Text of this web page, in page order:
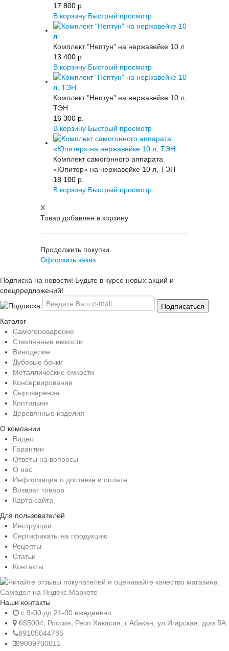
17 800 p.
В корзину Быстрый просмотр
Комплект "Нептун" на нержавейке 10 л
13 400 p.
В корзину Быстрый просмотр
Комплект "Нептун" на нержавейке 10 л,
ТЭН
16 300 p.
В корзину Быстрый просмотр
Комплект самогонного аппарата
«Юпитер» на нержавейке 10 л, ТЭН
18 100 p.
В корзину Быстрый просмотр
X
Товар добавлен в корзину
Продолжить покупки
Оформить заказ
Подписка на новости! Будьте в курсе новых акций и
спецпредложений!
Каталог
Самогоноварение
Стеклянные емкости
Виноделие
Дубовые бочки
Металлические емкости
Консервирование
Сыроварение
Коптильни
Деревянные изделия
О компании
Видео
Гарантии
Ответы на вопросы
О нас
Информация о доставке и оплате
Возврат товара
Карта сайта
Для пользователей
Инструкции
Сертификаты на продукцию
Рецепты
Статьи
Контакты
Наши контакты
c 9-00 до 21-00 ежедневно
655004, Россия, Респ Хакасия, г Абакан, ул Игарская, дом 5А
89105044785
89009700011